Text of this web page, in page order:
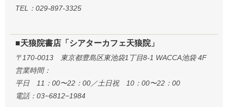
TEL：029-897-3325
■天狼院書店「シアターカフェ天狼院」
〒170-0013 東京都豊島区東池袋1丁目8-1 WACCA池袋 4F
営業時間：
平日 11：00〜22：00／土日祝 10：00〜22：00
電話：03−6812−1984